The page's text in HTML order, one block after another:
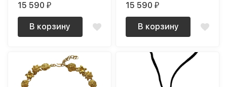
позолоченная
15 590 ₽
В корзину
15 590 ₽
В корзину